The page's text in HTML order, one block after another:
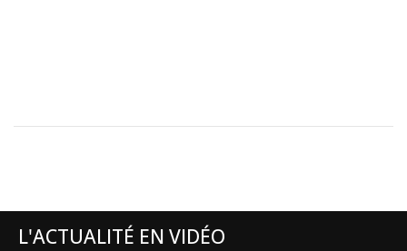
L'ACTUALITÉ EN VIDÉO